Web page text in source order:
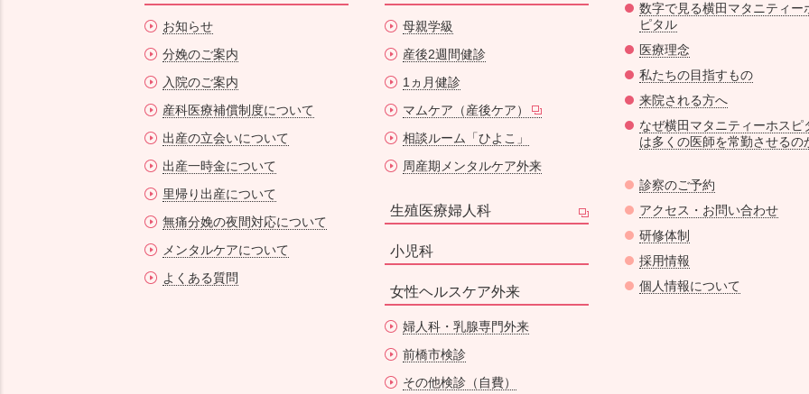
お知らせ
分娩のご案内
入院のご案内
産科医療補償制度について
出産の立会いについて
出産一時金について
里帰り出産について
無痛分娩の夜間対応について
メンタルケアについて
よくある質問
母親学級
産後2週間健診
1ヵ月健診
マムケア（産後ケア）
相談ルーム「ひよこ」
周産期メンタルケア外来
生殖医療婦人科
小児科
女性ヘルスケア外来
婦人科・乳腺専門外来
前橋市検診
その他検診（自費）
数字で見る横田マタニティー
ピタル
医療理念
私たちの目指すもの
来院される方へ
なぜ横田マタニティーホスピ
は多くの医師を常勤させるの
診察のご予約
アクセス・お問い合わせ
研修体制
採用情報
個人情報について